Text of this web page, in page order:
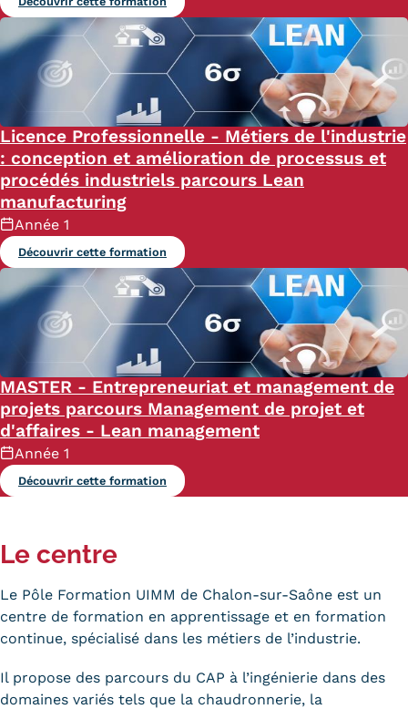
Kits communications Cnam
Prospect
Fiche contact salons, forums,
JPO
Licence Professionnelle - Métiers de l'industrie
: conception et amélioration de processus et
procédés industriels parcours Lean
manufacturing
Année 1
Découvrir cette formation
MASTER - Entrepreneuriat et management de
projets parcours Management de projet et
d'affaires - Lean management
Année 1
Découvrir cette formation
Le centre
Le Pôle Formation UIMM de Chalon-sur-Saône est un
centre de formation en apprentissage et en formation
continue, spécialisé dans les métiers de l’industrie.
Il propose des parcours du CAP à l’ingénierie dans des
domaines variés tels que la chaudronnerie, la